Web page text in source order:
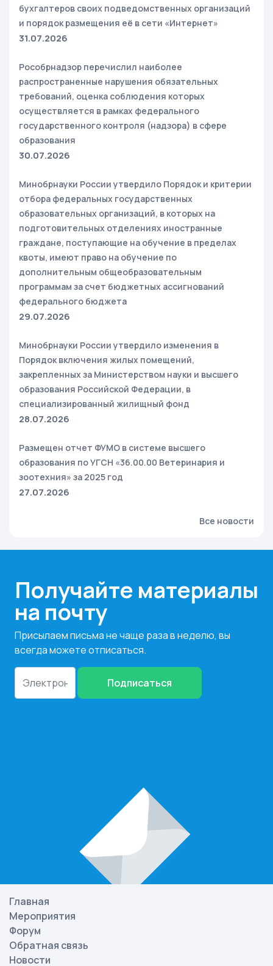
бухгалтеров своих подведомственных организаций
и порядок размещения её в сети «Интернет»
31.07.2026
Рособрнадзор перечислил наиболее
распространенные нарушения обязательных
требований, оценка соблюдения которых
осуществляется в рамках федерального
государственного контроля (надзора) в сфере
образования
30.07.2026
Минобрнауки России утвердило Порядок и критерии
отбора федеральных государственных
образовательных организаций, в которых на
подготовительных отделениях иностранные
граждане, поступающие на обучение в пределах
квоты, имеют право на обучение по
дополнительным общеобразовательным
программам за счет бюджетных ассигнований
федерального бюджета
29.07.2026
Минобрнауки России утвердило изменения в
Порядок включения жилых помещений,
закрепленных за Министерством науки и высшего
образования Российской Федерации, в
специализированный жилищный фонд
28.07.2026
Размещен отчет ФУМО в системе высшего
образования по УГСН «36.00.00 Ветеринария и
зоотехния» за 2025 год
27.07.2026
Все новости
Получайте материалы
на почту
Присылаем письма не чаще раза в неделю, вы
всегда можете отписаться.
Подписаться
Главная
Мероприятия
Форум
Обратная связь
Новости